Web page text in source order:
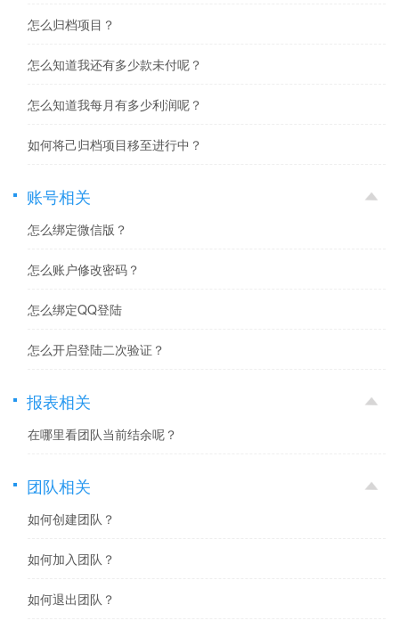
怎么归档项目？
怎么知道我还有多少款未付呢？
怎么知道我每月有多少利润呢？
如何将己归档项目移至进行中？
账号相关
怎么绑定微信版？
怎么账户修改密码？
怎么绑定QQ登陆
怎么开启登陆二次验证？
报表相关
在哪里看团队当前结余呢？
团队相关
如何创建团队？
如何加入团队？
如何退出团队？